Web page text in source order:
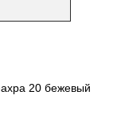
20 бежевый